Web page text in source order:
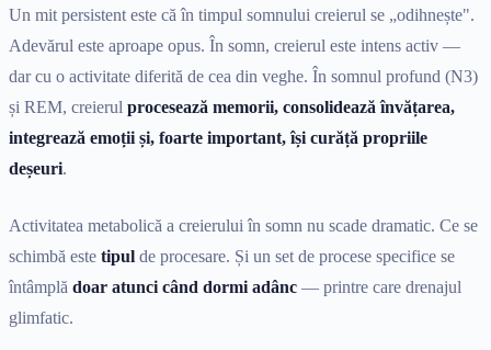
Un mit persistent este că în timpul somnului creierul se „odihnește".
Adevărul este aproape opus. În somn, creierul este intens activ —
dar cu o activitate diferită de cea din veghe. În somnul profund (N3)
și REM, creierul procesează memorii, consolidează învățarea,
integrează emoții și, foarte important, își curăță propriile
deșeuri.
Activitatea metabolică a creierului în somn nu scade dramatic. Ce se
schimbă este tipul de procesare. Și un set de procese specifice se
întâmplă doar atunci când dormi adânc — printre care drenajul
glimfatic.